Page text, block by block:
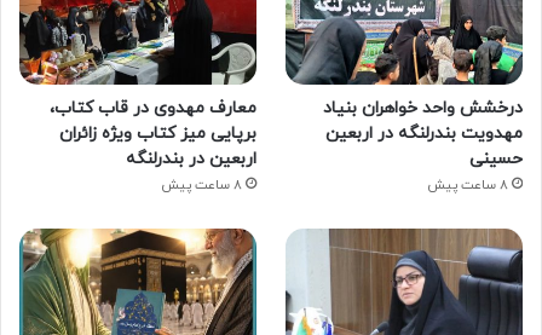
درخشش واحد خواهران بنیاد
مهدویت بندرلنگه در اربعین
حسینی
8 ساعت پیش
معارف مهدوی در قاب کتاب،
برپایی میز کتاب ویژه زائران
اربعین در بندرلنگه
8 ساعت پیش